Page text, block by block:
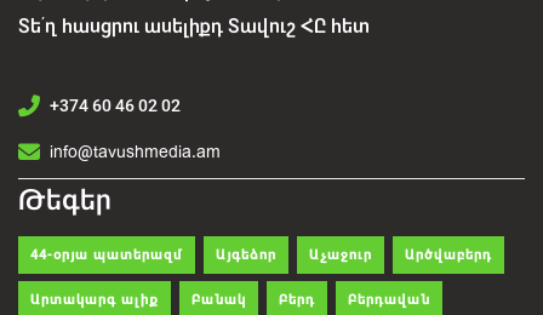
Տե՛ղ հասցրու ասելիքդ Տավուշ ՀԸ հետ
+374 60 46 02 02
info@tavushmedia.am
Թեգեր
44-օրյա պատերազմ Այգեձոր Աչաջուր Արծվաբերդ
Արտակարգ ալիք Բանակ Բերդ Բերդավան